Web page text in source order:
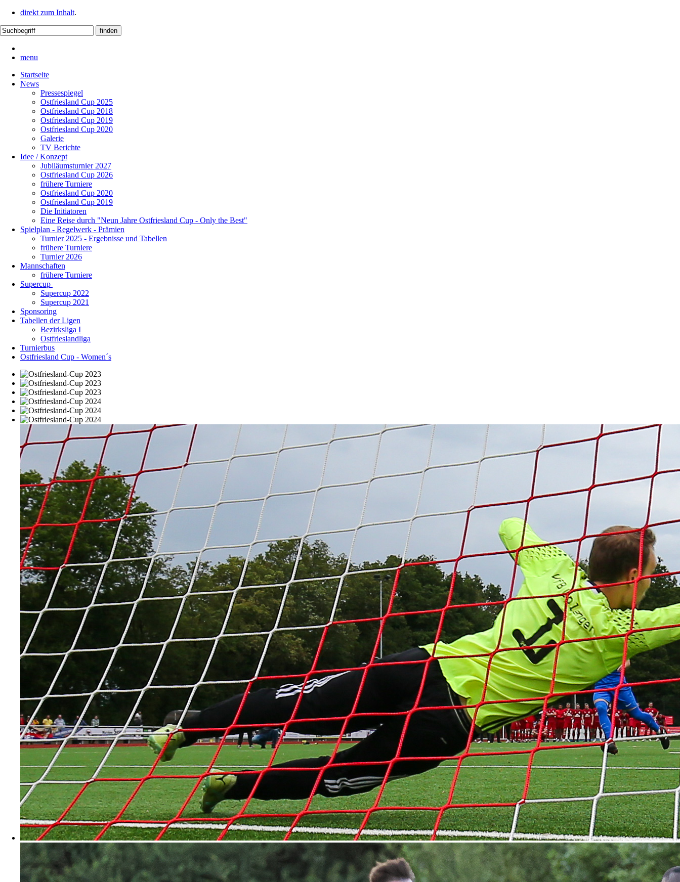
direkt zum Inhalt.
menu
Startseite
News
Pressespiegel
Ostfriesland Cup 2025
Ostfriesland Cup 2018
Ostfriesland Cup 2019
Ostfriesland Cup 2020
Galerie
TV Berichte
Idee / Konzept
Jubiläumsturnier 2027
Ostfriesland Cup 2026
frühere Turniere
Ostfriesland Cup 2020
Ostfriesland Cup 2019
Die Initiatoren
Eine Reise durch "Neun Jahre Ostfriesland Cup - Only the Best"
Spielplan - Regelwerk - Prämien
Turnier 2025 - Ergebnisse und Tabellen
frühere Turniere
Turnier 2026
Mannschaften
frühere Turniere
Supercup
Supercup 2022
Supercup 2021
Sponsoring
Tabellen der Ligen
Bezirksliga I
Ostfrieslandliga
Turnierbus
Ostfriesland Cup - Women´s